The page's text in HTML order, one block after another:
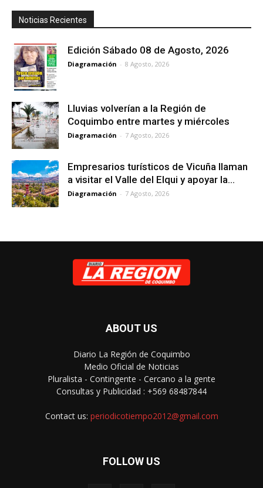
Noticias Recientes
Edición Sábado 08 de Agosto, 2026
Diagramación - 8 Agosto, 2026
Lluvias volverían a la Región de
Coquimbo entre martes y miércoles
Diagramación - 7 Agosto, 2026
Empresarios turísticos de Vicuña llaman
a visitar el Valle del Elqui y apoyar la...
Diagramación - 7 Agosto, 2026
ABOUT US
Diario La Región de Coquimbo
Medio Oficial de Noticias
Pluralista - Contingente - Cercano a la gente
Consultas y Publicidad : +569 68487844
Contact us: periodicotiempo2012@gmail.com
FOLLOW US